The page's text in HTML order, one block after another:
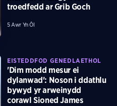
troedfedd ar Grib Goch
5 Awr Yn Ôl
EISTEDDFOD GENEDLAETHOL
'Dim modd mesur ei
dylanwad': Noson i ddathlu
bywyd yr arweinydd
corawl Sioned James